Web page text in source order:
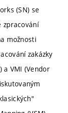
(SN) se
zpracování
možnosti
zakázky
a VMI (Vendor